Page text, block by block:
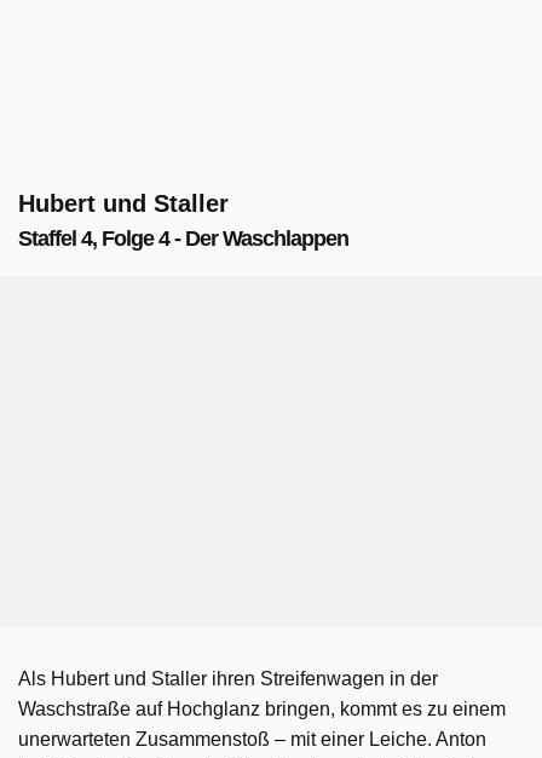
Hubert und Staller
Staffel 4, Folge 4 - Der Waschlappen
Als Hubert und Staller ihren Streifenwagen in der
Waschstraße auf Hochglanz bringen, kommt es zu einem
unerwarteten Zusammenstoß – mit einer Leiche. Anton